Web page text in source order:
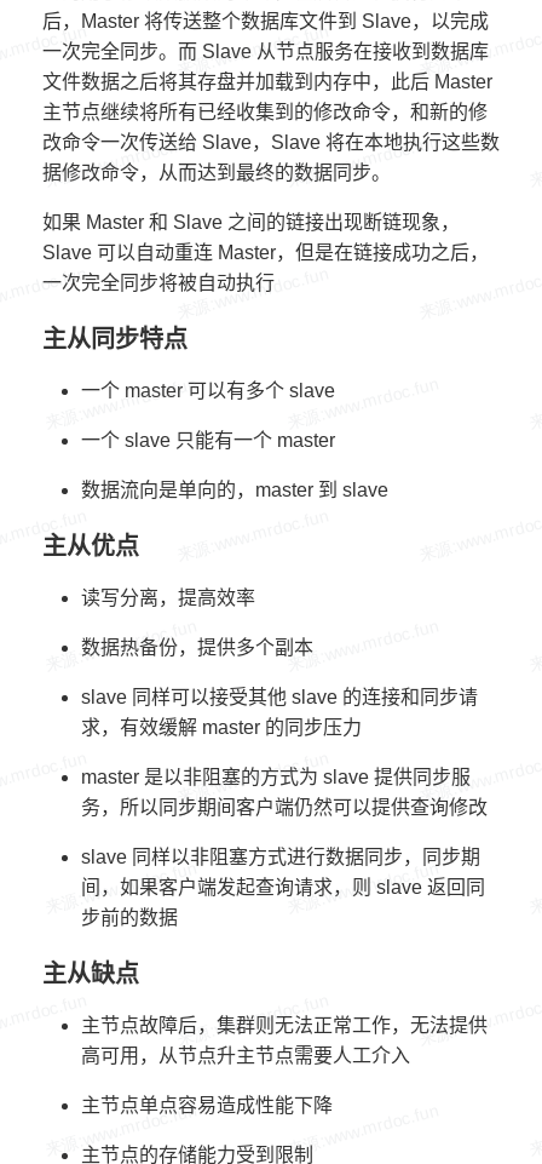
后，Master 将传送整个数据库文件到 Slave，以完成
一次完全同步。而 Slave 从节点服务在接收到数据库
文件数据之后将其存盘并加载到内存中，此后 Master
主节点继续将所有已经收集到的修改命令，和新的修
改命令一次传送给 Slave，Slave 将在本地执行这些数
据修改命令，从而达到最终的数据同步。
如果 Master 和 Slave 之间的链接出现断链现象，
Slave 可以自动重连 Master，但是在链接成功之后，
一次完全同步将被自动执行
主从同步特点
一个 master 可以有多个 slave
一个 slave 只能有一个 master
数据流向是单向的，master 到 slave
主从优点
读写分离，提高效率
数据热备份，提供多个副本
slave 同样可以接受其他 slave 的连接和同步请
求，有效缓解 master 的同步压力
master 是以非阻塞的方式为 slave 提供同步服
务，所以同步期间客户端仍然可以提供查询修改
slave 同样以非阻塞方式进行数据同步，同步期
间，如果客户端发起查询请求，则 slave 返回同
步前的数据
主从缺点
主节点故障后，集群则无法正常工作，无法提供
高可用，从节点升主节点需要人工介入
主节点单点容易造成性能下降
主节点的存储能力受到限制